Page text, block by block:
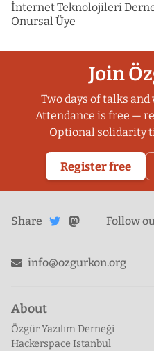
İnternet Teknolojileri
Onursal Üye
Join
Two days of talks
Attendance is free —
Optional solidarity
Register free
Share
on
Share on
Mastodon
Follow
info@ozgurkon.org
About
Özgür Yazılım Derneği
Hackerspace Istanbul